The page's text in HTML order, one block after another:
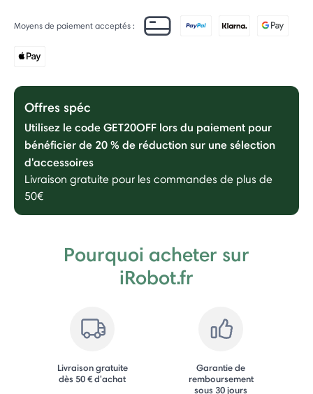
Moyens de paiement acceptés :
Offres spéc
Utilisez le code GET20OFF lors du paiement pour
bénéficier de 20 % de réduction sur une sélection
d'accessoires
Livraison gratuite pour les commandes de plus de
50€
Pourquoi acheter sur
iRobot.fr
Livraison gratuite
dès 50 € d'achat
Garantie de
remboursement
sous 30 jours